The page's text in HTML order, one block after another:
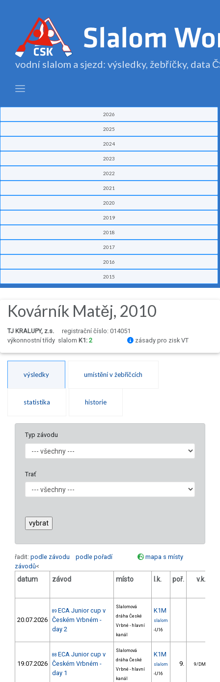
vodní slalom a sjezd: výsledky, žebříčky, data
2026
2025
2024
2023
2022
2021
2020
2019
2018
2017
2016
2015
Kovárník Matěj, 2010
TJ KRALUPY, z.s.
registrační číslo: 014051
výkonnostní třídy slalom K1: 2 zásady pro zisk VT
výsledky umístění v žebříčcích
statistika historie
Typ závodu
Trať
řadit: podle závodu podle pořadí
mapa s místy
závodů<
datum závod místo l.k. poř. v.k.
20.07.2026
89 ECA Junior cup v
Českém Vrbném -
day 2
Slalomová
dráha České
Vrbné - hlavní
kanál
K1M
slalom
-U16
19.07.2026
88 ECA Junior cup v
Českém Vrbném -
day 1
Slalomová
dráha České
Vrbné - hlavní
kanál
K1M
slalom
-U16
9. 9/DM